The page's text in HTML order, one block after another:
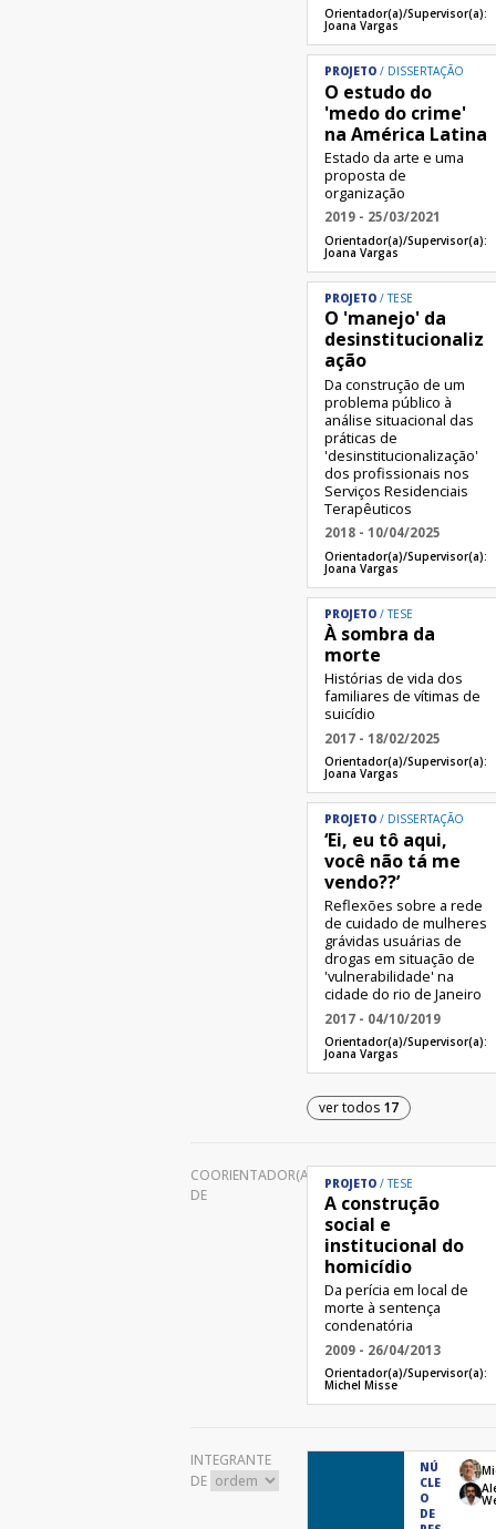
Orientador(a)/Supervisor(a):
Joana Vargas
PROJETO DISSERTAÇÃO
O estudo do
'medo do crime'
na América Latina
Estado da arte e uma
proposta de
organização
2019 - 25/03/2021
Orientador(a)/Supervisor(a):
Joana Vargas
PROJETO TESE
O 'manejo' da
desinstitucionaliz
ação
Da construção de um
problema público à
análise situacional das
práticas de
'desinstitucionalização'
dos profissionais nos
Serviços Residenciais
Terapêuticos
2018 - 10/04/2025
Orientador(a)/Supervisor(a):
Joana Vargas
PROJETO TESE
À sombra da
morte
Histórias de vida dos
familiares de vítimas de
suicídio
2017 - 18/02/2025
Orientador(a)/Supervisor(a):
Joana Vargas
PROJETO DISSERTAÇÃO
‘Ei, eu tô aqui,
você não tá me
vendo??’
Reflexões sobre a rede
de cuidado de mulheres
grávidas usuárias de
drogas em situação de
'vulnerabilidade' na
cidade do rio de Janeiro
2017 - 04/10/2019
Orientador(a)/Supervisor(a):
Joana Vargas
ver todos 17
COORIENTADOR(A)
DE
PROJETO TESE
A construção
social e
institucional do
homicídio
Da perícia em local de
morte à sentença
condenatória
2009 - 26/04/2013
Orientador(a)/Supervisor(a):
Michel Misse
INTEGRANTE
DE
NÚ
CLE
O
DE